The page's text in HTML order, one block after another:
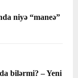
niyə “maneə”
bilərmi? – Yeni